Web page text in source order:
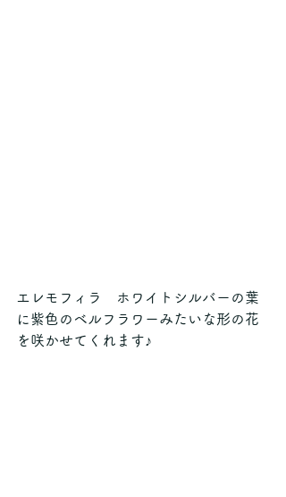
エレモフィラ　ホワイトシルバーの葉
に紫色のベルフラワーみたいな形の花
を咲かせてくれます♪